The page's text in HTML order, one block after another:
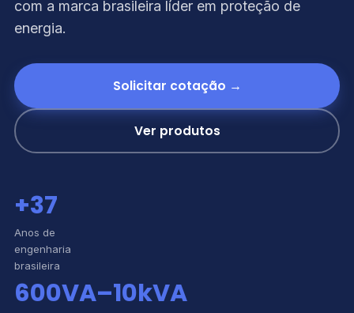
com a marca brasileira líder em proteção de
energia.
Solicitar cotação →
Ver produtos
+37
Anos de
engenharia
brasileira
600VA–10kVA